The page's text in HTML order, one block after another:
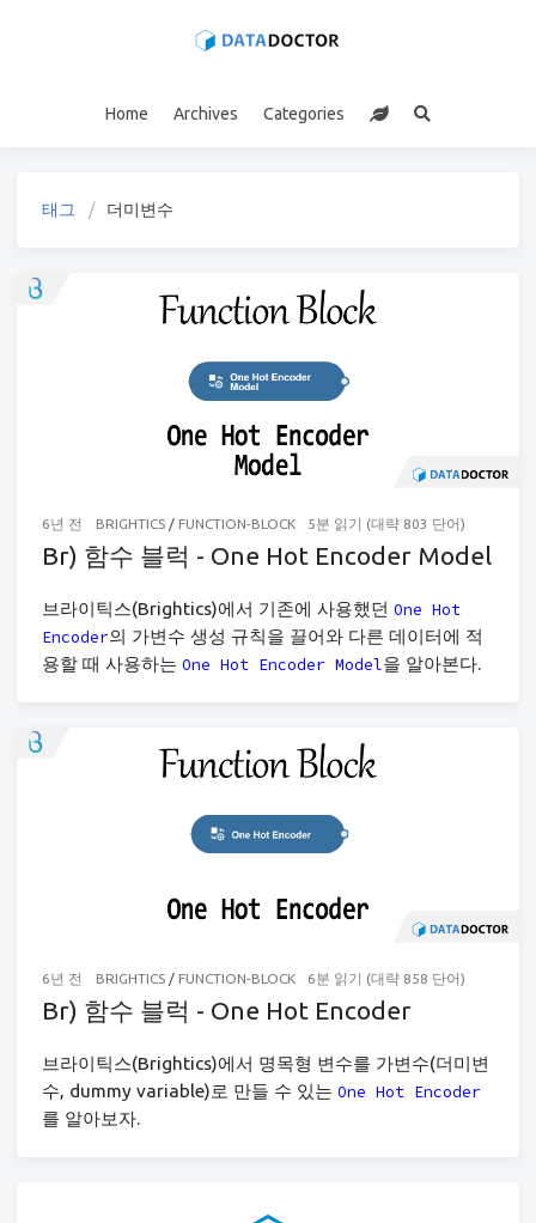
Home Archives Categories
태그 더미변수
6년 전 BRIGHTICS/ FUNCTION-BLOCK 5분 읽기 (대략 803 단어)
Br) 함수 블럭 - One Hot Encoder Model
브라이틱스(Brightics)에서 기존에 사용했던 One Hot
Encoder의 가변수 생성 규칙을 끌어와 다른 데이터에 적
용할 때 사용하는 One Hot Encoder Model을 알아본다.
6년 전 BRIGHTICS/ FUNCTION-BLOCK 6분 읽기 (대략 858 단어)
Br) 함수 블럭 - One Hot Encoder
브라이틱스(Brightics)에서 명목형 변수를 가변수(더미변
수, dummy variable)로 만들 수 있는 One Hot Encoder
를 알아보자.